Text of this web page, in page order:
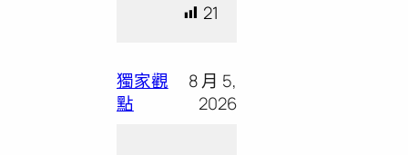
21
獨家觀
點
8 月 5,
2026